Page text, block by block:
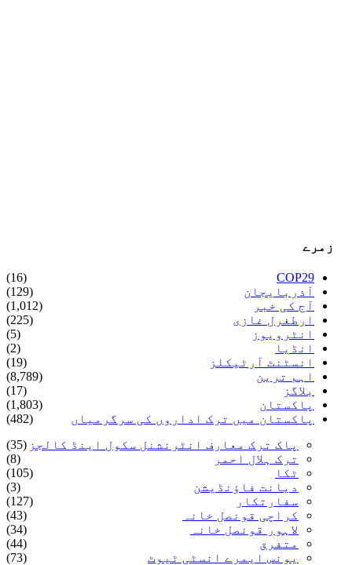
زمرے
COP29
(16)
آذربایجان
(129)
آج کی خبر
(1,012)
ارطغرل غازی
(225)
انٹرویوز
(5)
انڈیا
(2)
انسٹنٹ آرٹیکلز
(19)
اہم ترین
(8,789)
بلاگز
(17)
پاکستان
(1,803)
پاکستان میں ترک اداروں کی سرگرمیاں
(482)
پاک ترک معارف انٹرنشنل سکول اینڈ کالجز (35)
ترک ہلال احمر
(8)
ٹکا
(105)
دیانت فاؤنڈیشن
(3)
سفارتکار
(127)
کراچی قونصل خانہ
(43)
لاہور قونصل خانہ
(34)
متفرق
(44)
یونس ایمرے انسٹی ٹیوٹ
(73)